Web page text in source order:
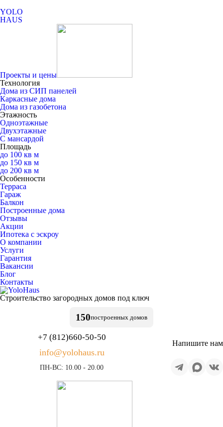
YOLO
HAUS
Проекты и цены
Технология
Дома из СИП панелей
Каркасные дома
Дома из газобетона
Этажность
Одноэтажные
Двухэтажные
С мансардой
Площадь
до 100 кв м
до 150 кв м
до 200 кв м
Особенности
Терраса
Гараж
Балкон
Построенные дома
Отзывы
Акции
Ипотека с эскроу
О компании
Услуги
Гарантия
Вакансии
Блог
Контакты
Строительство загородных домов под ключ
150построенных домов
+7 (812)660-50-50
info@yolohaus.ru
ПН-ВС: 10.00 - 20.00
Напишите нам